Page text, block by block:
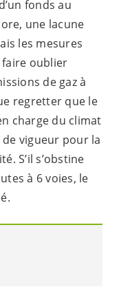
fonds au
une lacune
les mesures
faire oublier
de gaz à
regretter que le
charge du climat
de vigueur pour la
S’il s’obstine
à 6 voies, le